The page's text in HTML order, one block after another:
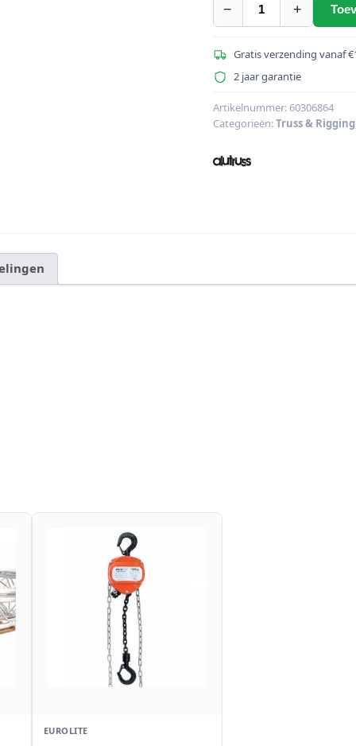
−
ALUTRUSS
LOCK
GL33/ET34
aantal
+
Gratis verzending vanaf
2 jaar garantie
Artikelnummer:60306864
Categorieën:Truss & Rigging
EUROLITE